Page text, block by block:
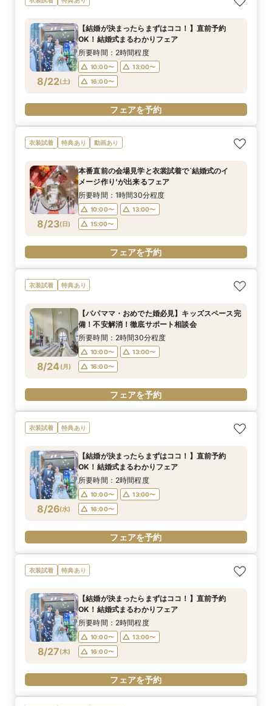
8/22(土)
【結婚が決まったらまずはココ！】直前予約
OK！結婚式まるわかりフェア
所要時間：2時間程度
10:00〜
13:00〜
16:00〜
フェアを予約
衣装試着 特典あり 動画あり
8/23(日)
本番直前の会場見学と衣裳試着で`結婚式のイ
メージ作り’が出来るフェア
所要時間：1時間30分程度
10:00〜
13:00〜
15:00〜
フェアを予約
衣装試着 特典あり
8/24 (月)
【パパママ・おめでた婚必見】キッズスペース完
備！不安解消！徹底サポート相談会
所要時間：2時間30分程度
10:00〜
13:00〜
16:00〜
フェアを予約
衣装試着 特典あり
8/26(水)
【結婚が決まったらまずはココ！】直前予約
OK！結婚式まるわかりフェア
所要時間：2時間程度
10:00〜
13:00〜
16:00〜
フェアを予約
衣装試着 特典あり
8/27(木)
【結婚が決まったらまずはココ！】直前予約
OK！結婚式まるわかりフェア
所要時間：2時間程度
10:00〜
13:00〜
16:00〜
フェアを予約